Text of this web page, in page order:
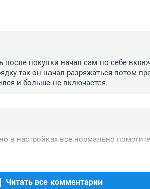
после покупки начал сам по себе
так он начал разряжаться потом
и больше не включается.
в настройках все нормально
Читать все комментарии